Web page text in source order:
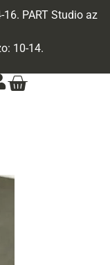
PART Studio az
10-14.